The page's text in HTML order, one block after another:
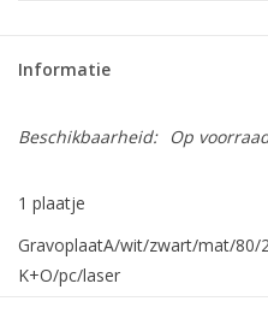
Informatie
Beschikbaarheid: Op
1 plaatje
GravoplaatA/wit/zwart/mat/80/
K+O/pc/laser